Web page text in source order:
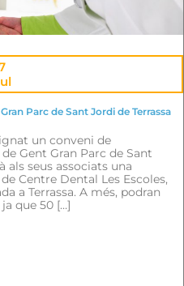
Parc de Sant Jordi de Terrassa
un conveni de
Gent Gran Parc de Sant
als seus associats una
Centre Dental Les Escoles,
a Terrassa. A més, podran
que 50 […]